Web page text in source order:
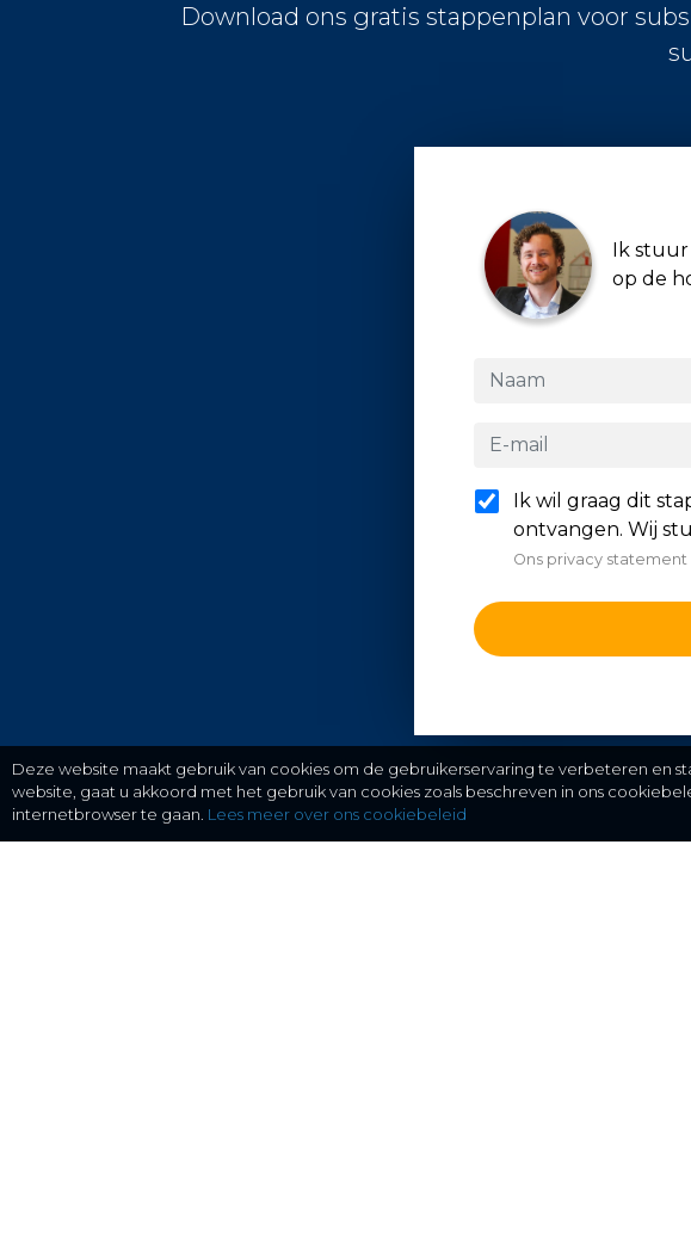
Download ons gratis stappenplan voor
Ik stuur
op de
Ik wil graag dit
ontvangen. Wij
Ons privacy statement
Deze website maakt gebruik van cookies om de gebruikerservaring te verbeteren en
website, gaat u akkoord met het gebruik van cookies zoals beschreven in ons
internetbrowser te gaan. Lees meer over ons cookiebeleid